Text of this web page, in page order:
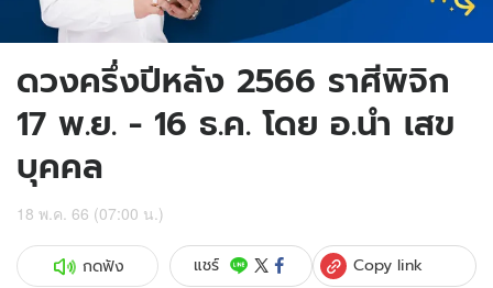
ดวงครึ่งปีหลัง 2566 ราศีพิจิก
17 พ.ย. - 16 ธ.ค. โดย อ.นํา เสข
บุคคล
18 พ.ค. 66 (07:00 น.)
กดฟัง แชร์ Copy link